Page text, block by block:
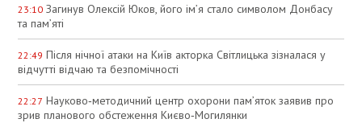
23:10 Загинув Олексій Юков, його ім’я стало символом Донбасу
та пам’яті
22:49 Після нічної атаки на Київ акторка Світлицька зізналася у
відчутті відчаю та безпомічності
22:27 Науково‑методичний центр охорони пам’яток заявив про
зрив планового обстеження Києво‑Могилянки